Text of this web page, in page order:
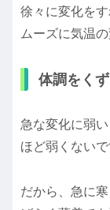
徐々に変化を
ムーズに気温
体調をく
急な変化に弱
ほど弱くないで
だから、急に